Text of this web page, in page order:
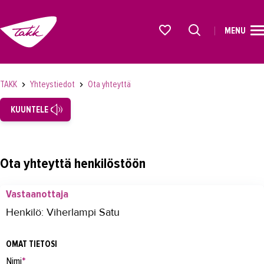
OPISKELIJAKSI
YRITYKSILLE
OMA TAKK
MENU
TAKK Yhteystiedot Ota yhteyttä
KUUNTELE
Ota yhteyttä henkilöstöön
Vastaanottaja
Henkilö: Viherlampi Satu
OMAT TIETOSI
Nimi*